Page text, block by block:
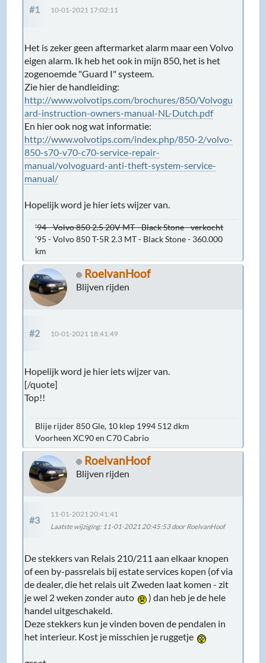
#1 10-01-2021 17:02:11
Het is zeker geen aftermarket alarm maar een Volvo
eigen alarm. Ik heb het ook in mijn 850, het is het
zogenoemde "Guard I" systeem.
Zie hier de handleiding:
http://www.volvotips.com/brochures/850/Volvogu
ard-instruction-owners-manual-NL-Dutch.pdf
En hier ook nog wat informatie:
http://www.volvotips.com/index.php/850-2/volvo-
850-s70-v70-c70-service-repair-
manual/volvoguard-anti-theft-system-service-
manual/
Hopelijk word je hier iets wijzer van.
'94 - Volvo 850 2.5 20V MT - Black Stone - verkocht
'95 - Volvo 850 T-5R 2.3 MT - Black Stone - 360.000
km
RoelvanHoof
Blijven rijden
#2 10-01-2021 18:41:49
Hopelijk word je hier iets wijzer van.
[/quote]
Top!!
Blije rijder 850 Gle, 10 klep 1994 512 dkm
Voorheen XC90 en C70 Cabrio
RoelvanHoof
Blijven rijden
#3
11-01-2021 20:41:41
Laatste wijziging: 11-01-2021 20:45:53 door RoelvanHoof
De stekkers van Relais 210/211 aan elkaar knopen
of een by-passrelais bij estate services kopen (of via
de dealer, die het relais uit Zweden laat komen - zit
je wel 2 weken zonder auto
) dan heb je de hele
handel uitgeschakeld.
Deze stekkers kun je vinden boven de pendalen in
het interieur. Kost je misschien je ruggetje